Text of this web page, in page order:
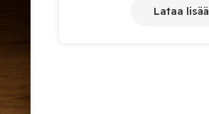
Lataa lisää